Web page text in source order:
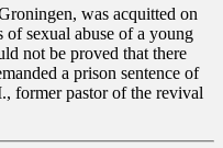
was acquitted on
of sexual abuse of a young
not be proved that there
a prison sentence of
former pastor of the revival